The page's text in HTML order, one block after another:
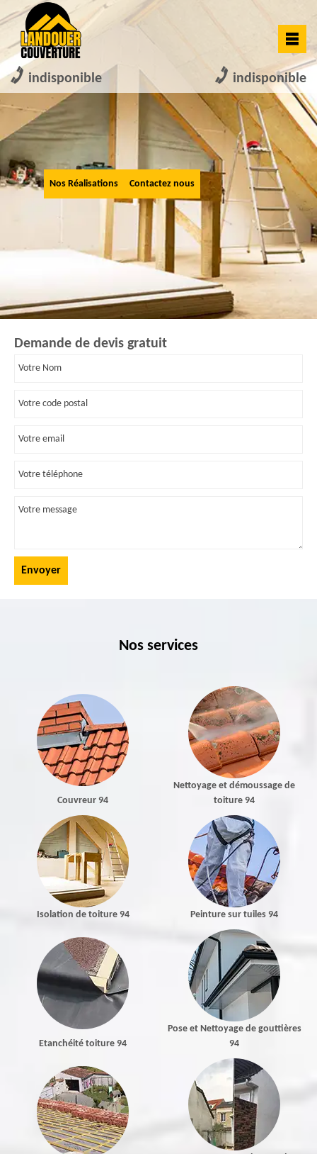
indisponible indisponible
Nos Réalisations Contactez nous
Demande de devis gratuit
Nos services
Couvreur 94
Nettoyage et démoussage de
toiture 94
Isolation de toiture 94 Peinture sur tuiles 94
Etanchéité toiture 94
Pose et Nettoyage de gouttières
94